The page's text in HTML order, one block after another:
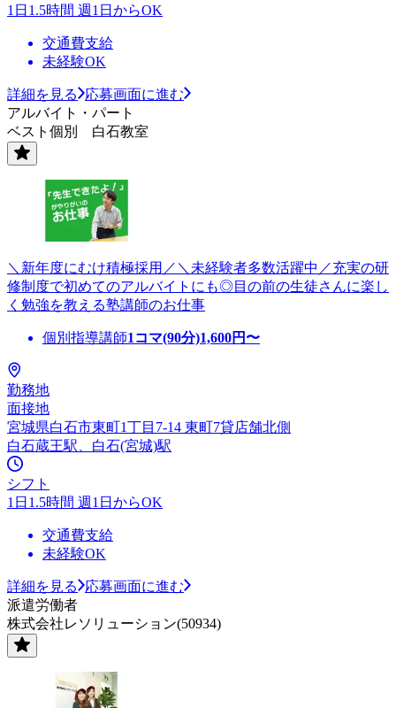
1日1.5時間 週1日からOK
交通費支給
未経験OK
詳細を見る
応募画面に進む
アルバイト・パート
ベスト個別 白石教室
＼新年度にむけ積極採用／＼未経験者多数活躍中／充実の研
修制度で初めてのアルバイトにも◎目の前の生徒さんに楽し
く勉強を教える塾講師のお仕事
個別指導講師1コマ(90分)1,600円〜
勤務地
面接地
宮城県白石市東町1丁目7-14 東町7貸店舗北側
白石蔵王駅、白石(宮城)駅
シフト
1日1.5時間 週1日からOK
交通費支給
未経験OK
詳細を見る
応募画面に進む
派遣労働者
株式会社レソリューション(50934)